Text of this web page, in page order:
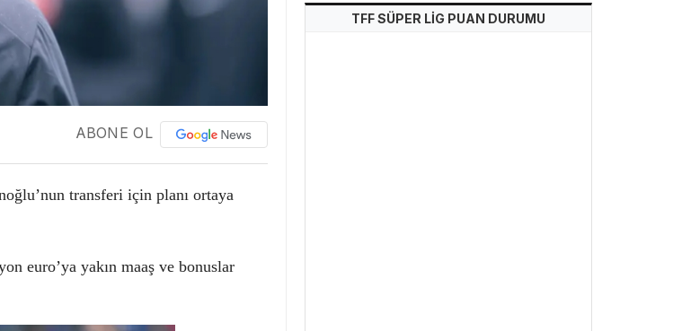
ABONE OL
transferi için planı ortaya
euro’ya yakın maaş ve bonuslar
TFF SÜPER LİG PUAN DURUMU